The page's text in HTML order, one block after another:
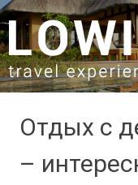
SKIP TO CONTENT
Отдых с
–